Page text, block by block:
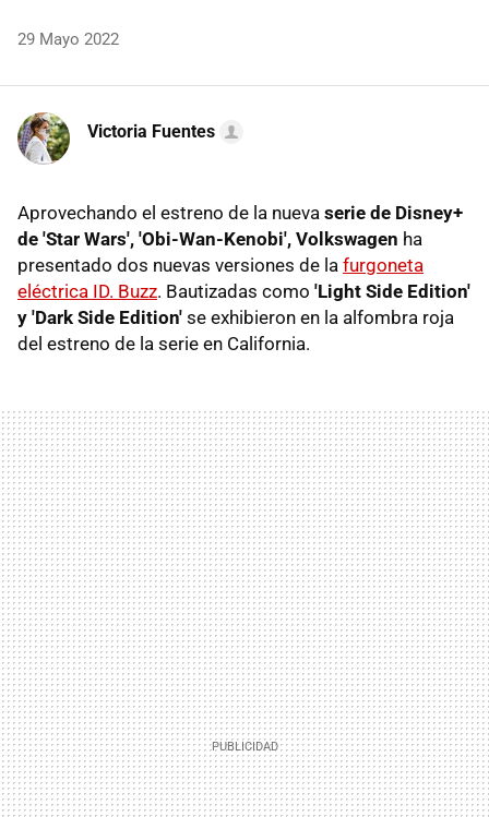
29 Mayo 2022
Victoria Fuentes
Aprovechando el estreno de la nueva serie de Disney+
de 'Star Wars', 'Obi-Wan-Kenobi', Volkswagen ha
presentado dos nuevas versiones de la furgoneta
eléctrica ID. Buzz. Bautizadas como 'Light Side Edition'
y 'Dark Side Edition' se exhibieron en la alfombra roja
del estreno de la serie en California.